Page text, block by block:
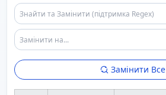
Замінити Все